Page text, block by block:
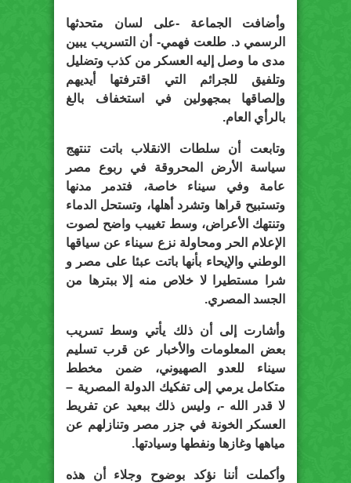
وأضافت الجماعة -على لسان متحدثها
الرسمي د. طلعت فهمي- أن التسريب يبين
مدى ما وصل إليه العسكر من كذب وتضليل
وتلفيق للجرائم التي اقترفتها أيديهم
وإلصاقها بمجهولين في استخفاف بالغ
بالرأي العام.
وتابعت أن سلطات الانقلاب باتت تنتهج
سياسة الأرض المحروقة في ربوع مصر
عامة وفي سيناء خاصة، فتدمر مدنها
وتستبيح قراها وتشرد أهلها، وتستحل الدماء
وتنتهك الأعراض، وسط تغييب واضح لصوت
الإعلام الحر ومحاولة نزع سيناء عن سياقها
الوطني والإيحاء بأنها باتت عبئا على مصر و
شرا مستطيرا لا خلاص منه إلا ببترها من
الجسد المصري.
وأشارت إلى أن ذلك يأتي وسط تسريب
بعض المعلومات والأخبار عن قرب تسليم
سيناء للعدو الصهيوني، ضمن مخطط
متكامل يرمي إلى تفكيك الدولة المصرية –
لا قدر الله -، وليس ذلك ببعيد عن تفريط
العسكر الخونة في جزر مصر وتنازلهم عن
مياهها وغازها ونفطها وسيادتها.
وأكملت أننا نؤكد بوضوح وجلاء أن هذه